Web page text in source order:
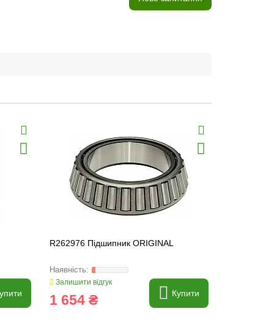
R262976 Підшипник ORIGINAL
Залишити відгук
1 654 ₴ Купити